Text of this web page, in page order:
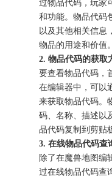
过物品代码，玩家
和功能。物品代码
以及其他相关信息
物品的用途和价值。
2. 物品代码的获取
要查看物品代码，
在编辑器中，可以
来获取物品代码。
码、名称、描述以
品代码复制到剪贴
3. 在线物品代码查
除了在魔兽地图编
过在线物品代码查